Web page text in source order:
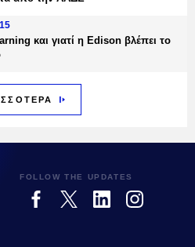
και γιατί η Edison βλέπει το
FOLLOW THE UPDATES